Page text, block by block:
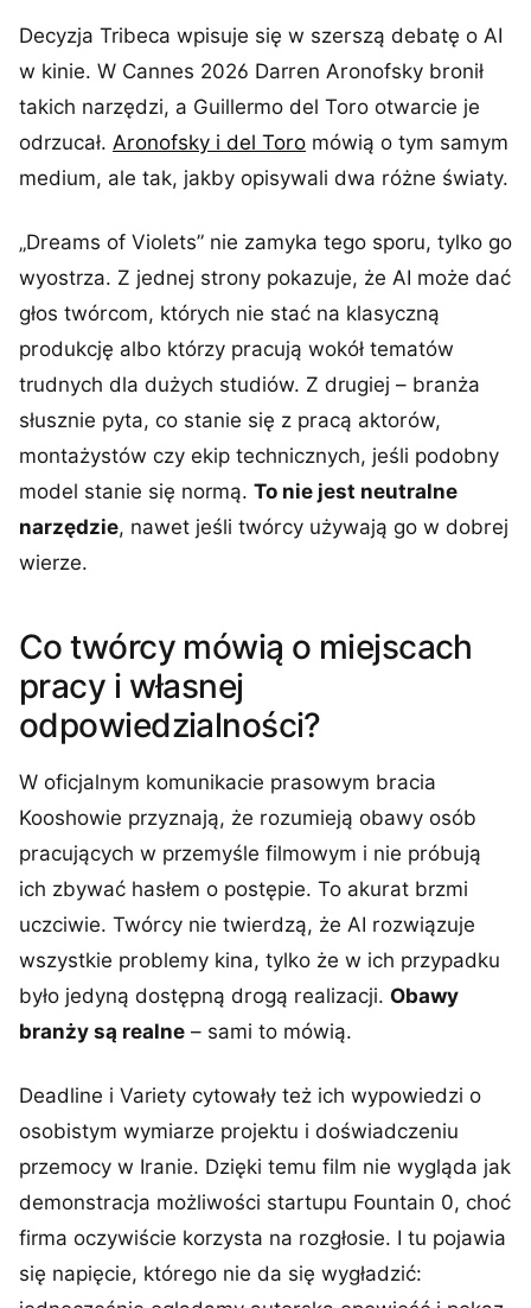
Decyzja Tribeca wpisuje się w szerszą debatę o AI
w kinie. W Cannes 2026 Darren Aronofsky bronił
takich narzędzi, a Guillermo del Toro otwarcie je
odrzucał. Aronofsky i del Toro mówią o tym samym
medium, ale tak, jakby opisywali dwa różne światy.
„Dreams of Violets” nie zamyka tego sporu, tylko go
wyostrza. Z jednej strony pokazuje, że AI może dać
głos twórcom, których nie stać na klasyczną
produkcję albo którzy pracują wokół tematów
trudnych dla dużych studiów. Z drugiej – branża
słusznie pyta, co stanie się z pracą aktorów,
montażystów czy ekip technicznych, jeśli podobny
model stanie się normą. To nie jest neutralne
narzędzie, nawet jeśli twórcy używają go w dobrej
wierze.
Co twórcy mówią o miejscach
pracy i własnej
odpowiedzialności?
W oficjalnym komunikacie prasowym bracia
Kooshowie przyznają, że rozumieją obawy osób
pracujących w przemyśle filmowym i nie próbują
ich zbywać hasłem o postępie. To akurat brzmi
uczciwie. Twórcy nie twierdzą, że AI rozwiązuje
wszystkie problemy kina, tylko że w ich przypadku
było jedyną dostępną drogą realizacji. Obawy
branży są realne – sami to mówią.
Deadline i Variety cytowały też ich wypowiedzi o
osobistym wymiarze projektu i doświadczeniu
przemocy w Iranie. Dzięki temu film nie wygląda jak
demonstracja możliwości startupu Fountain 0, choć
firma oczywiście korzysta na rozgłosie. I tu pojawia
się napięcie, którego nie da się wygładzić: